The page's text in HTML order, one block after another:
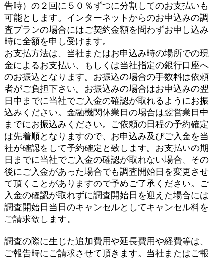
告時）の２回に５０％ずつに分割してのお支払いも
可能とします。インターネットからのお申込みの調
査プランの場合にはご契約金額を問わずお申し込み
時に全額を申し受けます。
お支払方法は、当社またはお申込み時の場所での現
金によるお支払い、もしくは当社指定の銀行口座へ
のお振込となります。お振込の場合の手数料は依頼
者がご負担下さい。お振込みの場合はお申込みの翌
日中までに当社でご入金の確認が取れるようにお振
込みください。金融機関休業日の場合は翌営業日中
までにお振込みください。ご依頼の日程の予約確定
は先着順となりますので、お申込み及びご入金を当
社が確認をして予約確定と致します。お支払いの期
日までに当社でご入金の確認が取れない場合、その
後にご入金があった場合でも調査開始日を変更させ
て頂くことがありますので予めご了承ください。ご
入金の確認が取れずに調査開始日を迎えた場合には
調査開始日当日のキャンセルとしてキャンセル料を
ご請求致します。
調査の際に生じた追加費用や延長費用や経費等は、
ご報告時にご請求させて頂きます。当社またはご報